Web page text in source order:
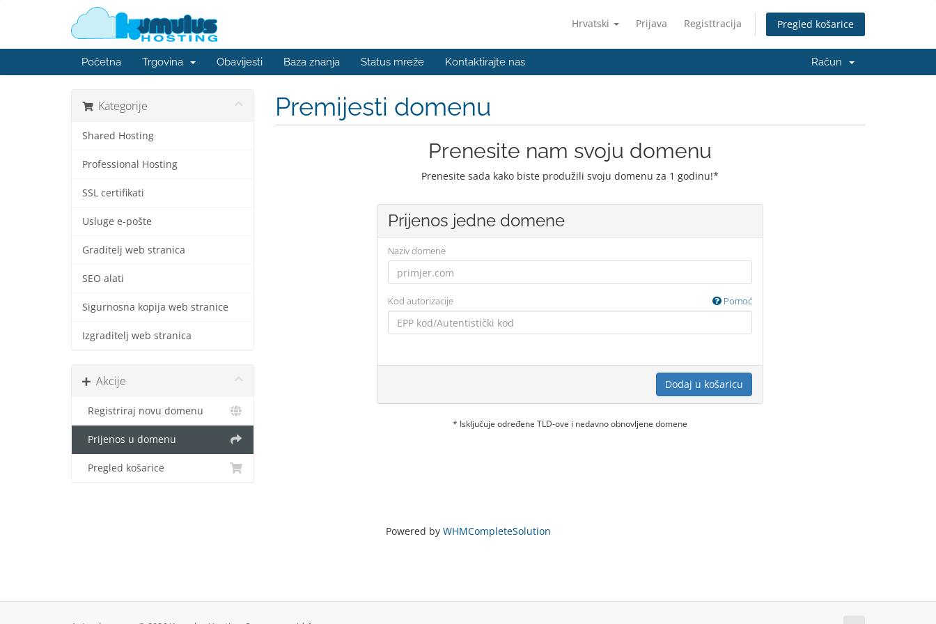
Hrvatski Prijava Registtracija Pregled košarice
Početna Trgovina Obavijesti Baza znanja Status mreže Kontaktirajte nas Račun
Kategorije
Shared Hosting
Professional Hosting
SSL certifikati
Usluge e-pošte
Graditelj web stranica
SEO alati
Sigurnosna kopija web stranice
Izgraditelj web stranica
Akcije
Registriraj novu domenu
Prijenos u domenu
Pregled košarice
Premijesti domenu
Prenesite nam svoju domenu
Prenesite sada kako biste produžili svoju domenu za 1 godinu!*
Prijenos jedne domene
Naziv domene
Kod autorizacije Pomoć
Dodaj u košaricu
* Isključuje određene TLD-ove i nedavno obnovljene domene
Powered by WHMCompleteSolution